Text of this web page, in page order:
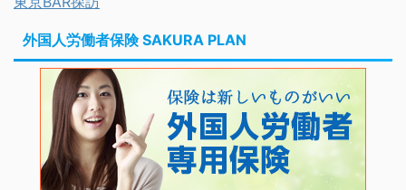
外国人労働者保険 SAKURA PLAN